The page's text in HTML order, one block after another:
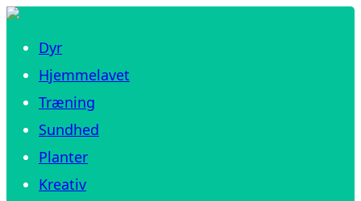
Dyr
Hjemmelavet
Træning
Sundhed
Planter
Kreativ